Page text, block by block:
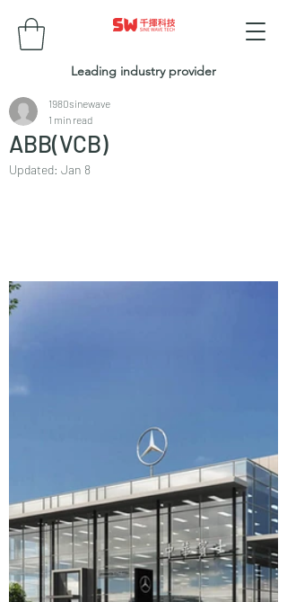
Leading industry provider
ABB(VCB)
1980sinewave
1 min read
Updated: Jan 8